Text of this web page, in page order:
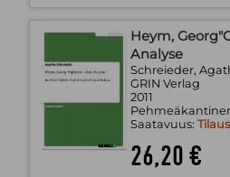
Heym,
Analyse
Schreieder,
GRIN Verlag
2011
Saatavuus:
26,20 €